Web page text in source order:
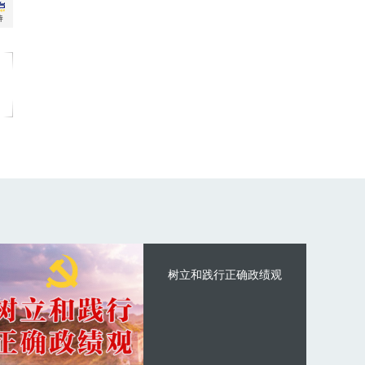
树立和践行正确政绩观